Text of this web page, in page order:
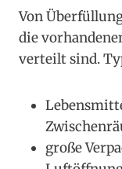
Von
die
verteilt sind.
große